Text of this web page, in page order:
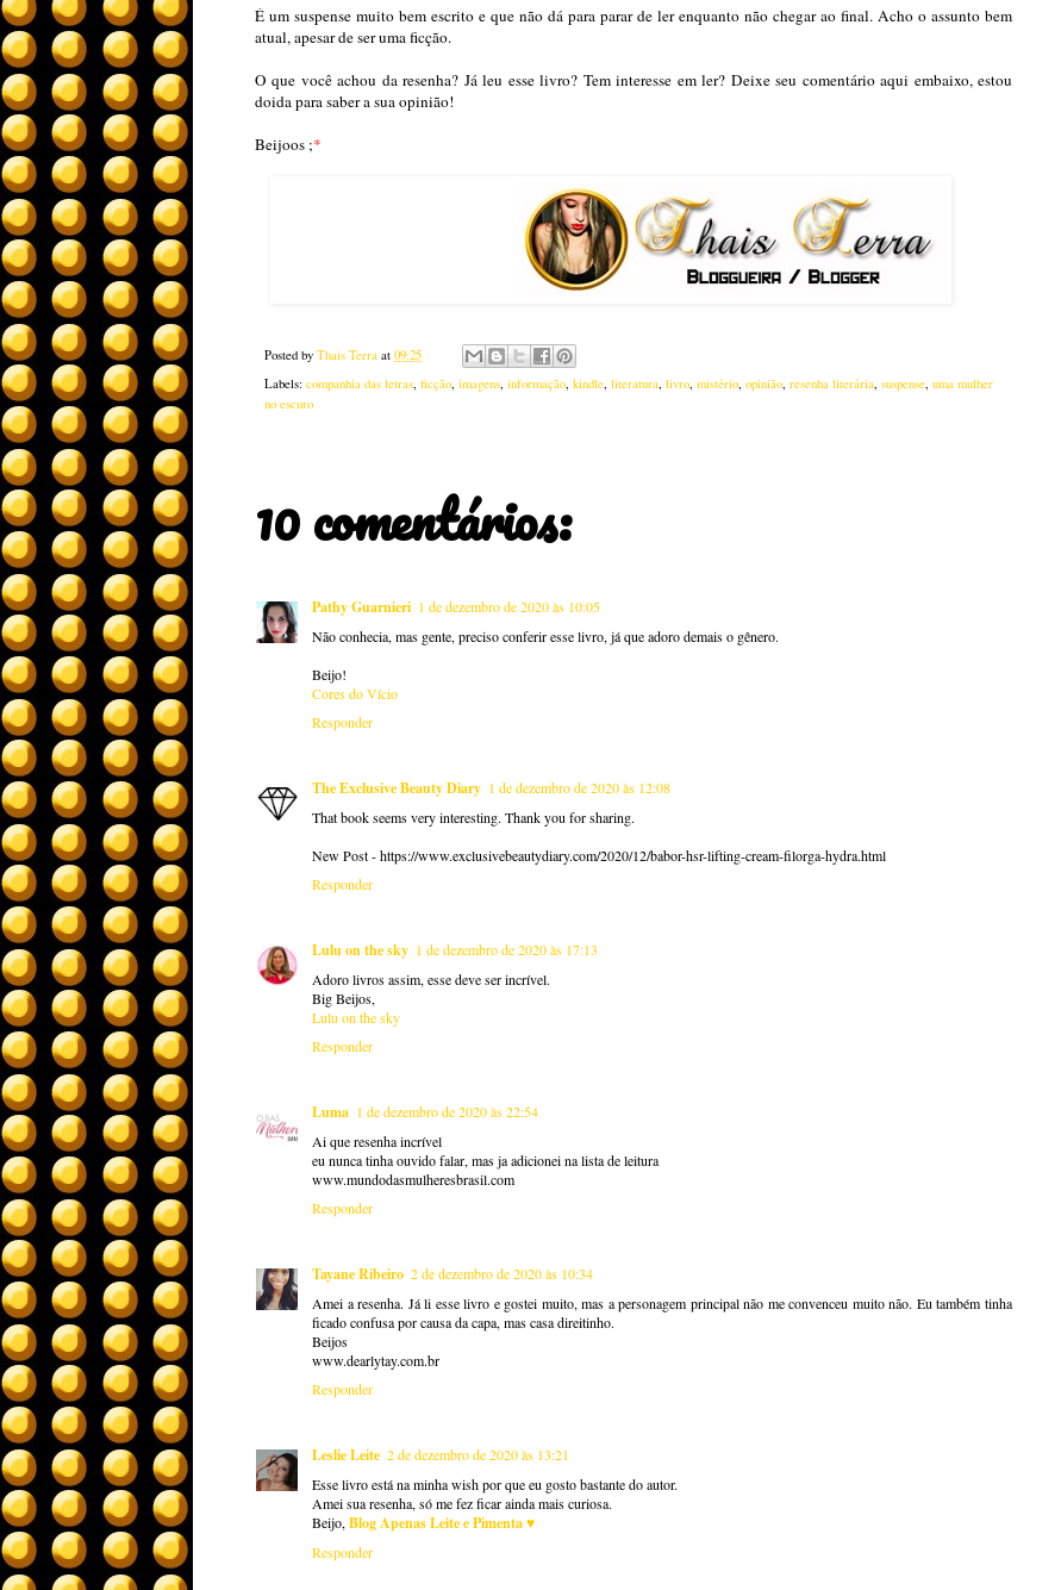
É um suspense muito bem escrito e que não dá para parar de ler enquanto não chegar ao final. Acho o assunto bem
atual, apesar de ser uma ficção.
O que você achou da resenha? Já leu esse livro? Tem interesse em ler? Deixe seu comentário aqui embaixo, estou
doida para saber a sua opinião!
Beijoos ;*
Posted by Thais Terra at 09:25
Labels: companhia das letras, ficção, imagens, informação, kindle, literatura, livro, mistério, opinião, resenha literária, suspense, uma mulher
no escuro
10 comentários:
Pathy Guarnieri 1 de dezembro de 2020 às 10:05
Não conhecia, mas gente, preciso conferir esse livro, já que adoro demais o gênero.
Beijo!
Cores do Vício
Responder
The Exclusive Beauty Diary 1 de dezembro de 2020 às 12:08
That book seems very interesting. Thank you for sharing.
New Post - https://www.exclusivebeautydiary.com/2020/12/babor-hsr-lifting-cream-filorga-hydra.html
Responder
Lulu on the sky 1 de dezembro de 2020 às 17:13
Adoro livros assim, esse deve ser incrível.
Big Beijos,
Lulu on the sky
Responder
Luma 1 de dezembro de 2020 às 22:54
Ai que resenha incrível
eu nunca tinha ouvido falar, mas ja adicionei na lista de leitura
www.mundodasmulheresbrasil.com
Responder
Tayane Ribeiro 2 de dezembro de 2020 às 10:34
Amei a resenha. Já li esse livro e gostei muito, mas a personagem principal não me convenceu muito não. Eu também tinha
ficado confusa por causa da capa, mas casa direitinho.
Beijos
www.dearlytay.com.br
Responder
Leslie Leite 2 de dezembro de 2020 às 13:21
Esse livro está na minha wish por que eu gosto bastante do autor.
Amei sua resenha, só me fez ficar ainda mais curiosa.
Beijo,Blog Apenas Leite e Pimenta ♥
Responder